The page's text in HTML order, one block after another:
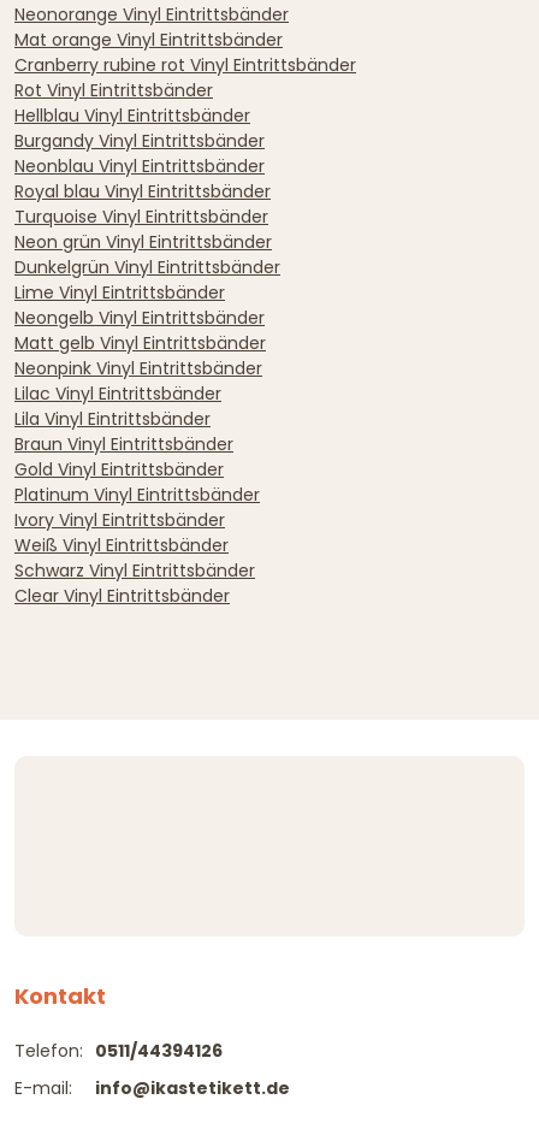
Neonorange Vinyl Eintrittsbänder
Mat orange Vinyl Eintrittsbänder
Cranberry rubine rot Vinyl Eintrittsbänder
Rot Vinyl Eintrittsbänder
Hellblau Vinyl Eintrittsbänder
Burgandy Vinyl Eintrittsbänder
Neonblau Vinyl Eintrittsbänder
Royal blau Vinyl Eintrittsbänder
Turquoise Vinyl Eintrittsbänder
Neon grün Vinyl Eintrittsbänder
Dunkelgrün Vinyl Eintrittsbänder
Lime Vinyl Eintrittsbänder
Neongelb Vinyl Eintrittsbänder
Matt gelb Vinyl Eintrittsbänder
Neonpink Vinyl Eintrittsbänder
Lilac Vinyl Eintrittsbänder
Lila Vinyl Eintrittsbänder
Braun Vinyl Eintrittsbänder
Gold Vinyl Eintrittsbänder
Platinum Vinyl Eintrittsbänder
Ivory Vinyl Eintrittsbänder
Weiß Vinyl Eintrittsbänder
Schwarz Vinyl Eintrittsbänder
Clear Vinyl Eintrittsbänder
Kontakt
Telefon:
E-mail:
0511/44394126
info@ikastetikett.de